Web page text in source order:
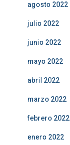
agosto 2022
julio 2022
junio 2022
mayo 2022
abril 2022
marzo 2022
febrero 2022
enero 2022